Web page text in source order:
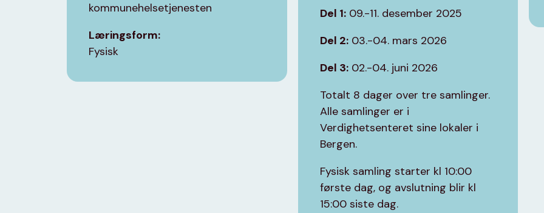
kommunehelsetjenesten
Læringsform:
Fysisk
Del 1:09.-11. desember 2025
Del 2:03.-04. mars 2026
Del 3:02.-04. juni 2026
Totalt 8 dager over tre samlinger.
Alle samlinger er i
Verdighetsenteret sine lokaler i
Bergen.
Fysisk samling starter kl 10:00
første dag, og avslutning blir kl
15:00 siste dag.